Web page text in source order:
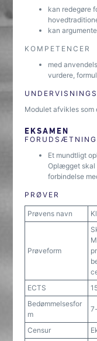
kan redegøre
kan
KOMPETENCER
med
vurdere,
Modulet afvikles
EKSAMEN
Et mundtligt
Oplægget skal
forbindelse
PRØVER
Prøvens navn
Prøveform
ECTS
Bedømmelsesfor
m
Censur